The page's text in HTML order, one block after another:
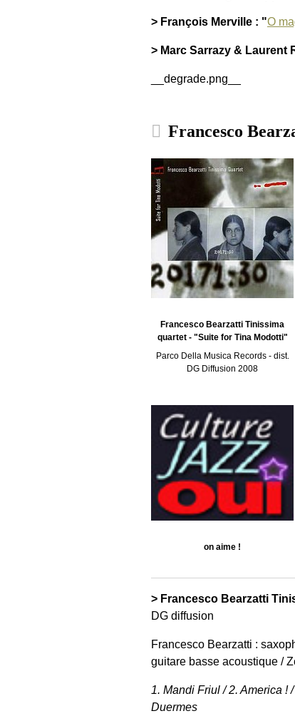
> François Merville : "O
> Marc Sarrazy & Laurent
__degrade.png__
Francesco
Francesco Bearzatti Tinissima
quartet - "Suite for Tina Modotti"
Parco Della Musica Records - dist.
DG Diffusion 2008
on aime !
> Francesco Bearzatti
DG diffusion
Francesco Bearzatti :
guitare basse acoustique /
1. Mandi Friul / 2. America !
Duermes